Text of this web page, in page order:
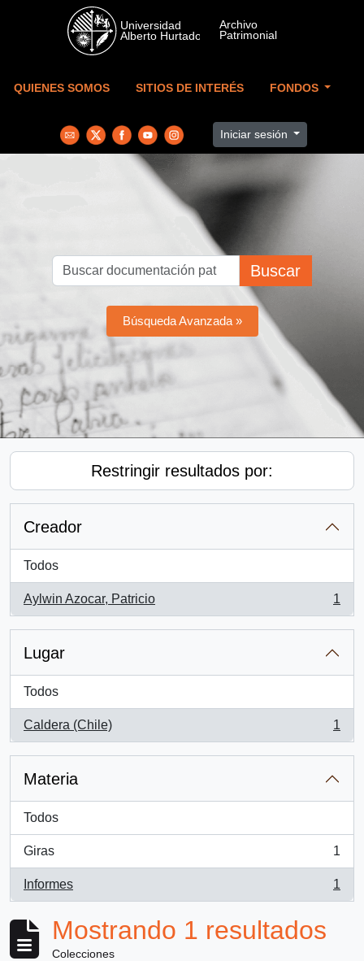
Skip to main content
QUIENES SOMOS SITIOS DE INTERÉS FONDOS
Iniciar sesión
Buscar
Búsqueda Avanzada »
Restringir resultados por:
Creador
Todos
Aylwin Azocar, Patricio
, 1 resultados
1
Lugar
Todos
Caldera (Chile)
, 1 resultados
1
Materia
Todos
Giras
, 1 resultados
1
Informes
, 1 resultados
1
Mostrando 1 resultados
Colecciones